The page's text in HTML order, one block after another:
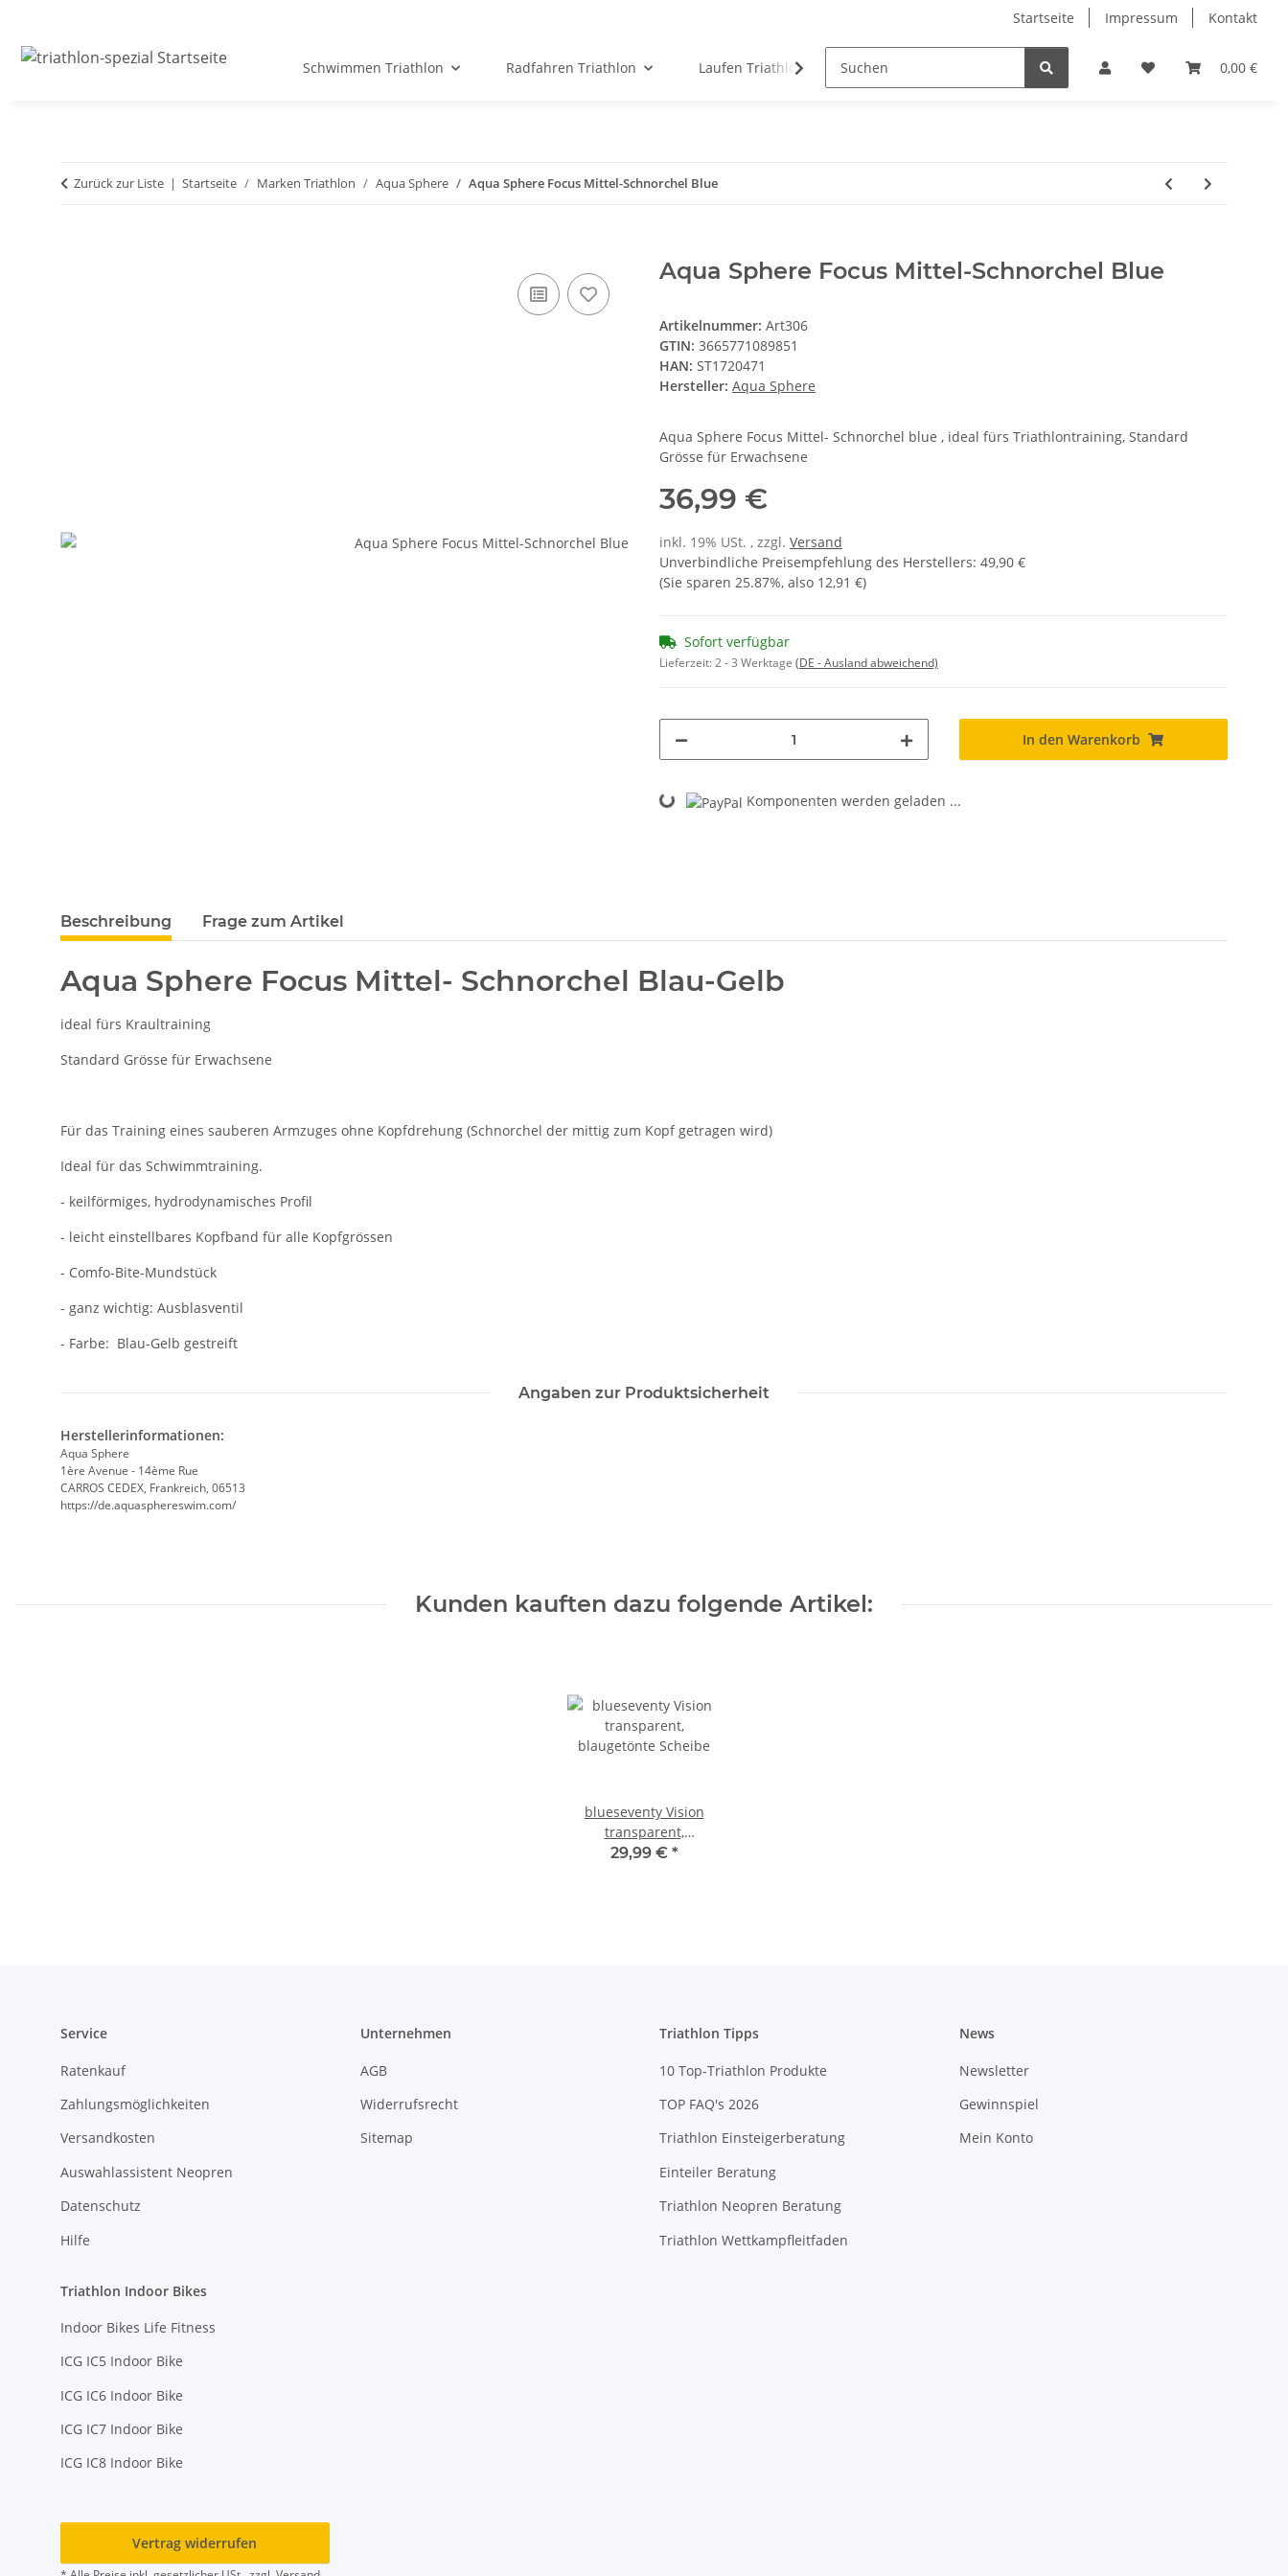
Startseite Impressum Kontakt
0,00 €
Schwimmen Triathlon Radfahren Triathlon Laufen Triathlon ICG Indoor Bikes Sale 50% Bücher Damen
Zurück zur Liste Startseite Marken Triathlon Aqua Sphere Aqua Sphere Focus Mittel-Schnorchel Blue
Aqua Sphere Focus Mittel-Schnorchel Blue
Artikelnummer: Art306
GTIN: 3665771089851
HAN: ST1720471
Hersteller: Aqua Sphere
Aqua Sphere Focus Mittel- Schnorchel blue , ideal fürs Triathlontraining, Standard
Grösse für Erwachsene
36,99 €
inkl. 19% USt. , zzgl. Versand
Unverbindliche Preisempfehlung des Herstellers: 49,90 €
(Sie sparen 25.87%, also 12,91 €)
Sofort verfügbar
Lieferzeit:2 - 3 Werktage (DE - Ausland abweichend)
In den Warenkorb
Loading... Komponenten werden geladen ...
weitere Registerkarten anzeigen
Beschreibung Frage zum Artikel
Aqua Sphere Focus Mittel- Schnorchel Blau-Gelb
ideal fürs Kraultraining
Standard Grösse für Erwachsene
Für das Training eines sauberen Armzuges ohne Kopfdrehung (Schnorchel der mittig zum Kopf getragen wird)
Ideal für das Schwimmtraining.
- keilförmiges, hydrodynamisches Profil
- leicht einstellbares Kopfband für alle Kopfgrössen
- Comfo-Bite-Mundstück
- ganz wichtig: Ausblasventil
- Farbe: Blau-Gelb gestreift
Angaben zur Produktsicherheit
Herstellerinformationen:
Aqua Sphere
1ère Avenue - 14ème Rue
CARROS CEDEX, Frankreich, 06513
https://de.aquasphereswim.com/
Kunden kauften dazu folgende Artikel:
blueseventy Vision
transparent,
blaugetönte Scheibe
29,99 € *
Service
Ratenkauf
Zahlungsmöglichkeiten
Versandkosten
Auswahlassistent Neopren
Datenschutz
Hilfe
Unternehmen
AGB
Widerrufsrecht
Sitemap
Triathlon Tipps
10 Top-Triathlon Produkte
TOP FAQ's 2026
Triathlon Einsteigerberatung
Einteiler Beratung
Triathlon Neopren Beratung
Triathlon Wettkampfleitfaden
News
Newsletter
Gewinnspiel
Mein Konto
Triathlon Indoor Bikes
Indoor Bikes Life Fitness
ICG IC5 Indoor Bike
ICG IC6 Indoor Bike
ICG IC7 Indoor Bike
ICG IC8 Indoor Bike
Vertrag widerrufen